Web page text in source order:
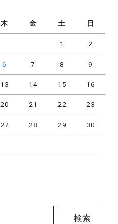
木 金 土 日
1 2
6 7 8 9
13 14 15 16
20 21 22 23
27 28 29 30
検索